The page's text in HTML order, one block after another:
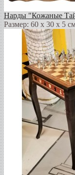
Нарды "Кожаные
Размер: 60 х 30 х 5